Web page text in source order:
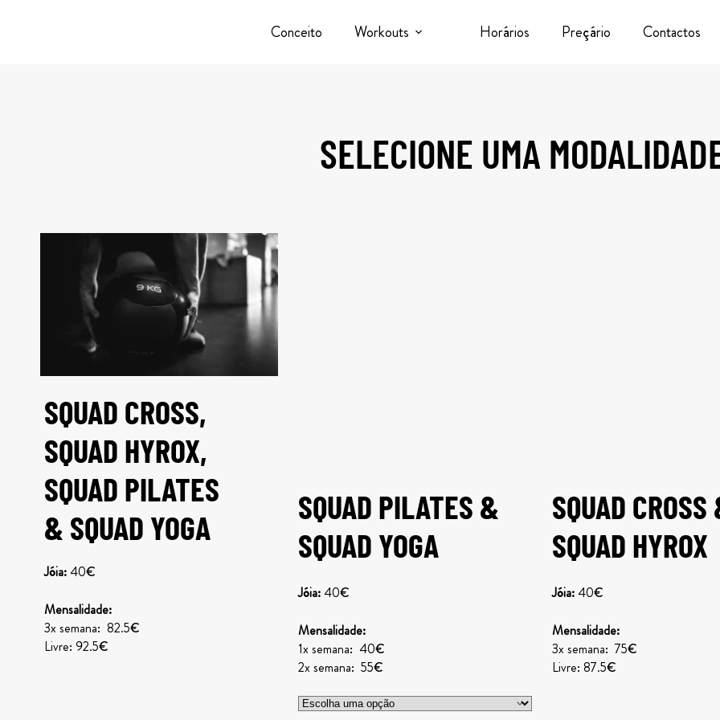
Conceito Workouts Horários Preçário Contactos
SELECIONE UMA
SQUAD CROSS,
SQUAD HYROX,
SQUAD PILATES
& SQUAD YOGA
Jóia:40€
Mensalidade:
3x semana: 82.5€
Livre: 92.5€
SQUAD PILATES &
SQUAD YOGA
Jóia:40€
Mensalidade:
1x semana: 40€
2x semana: 55€
SQUAD CROSS
SQUAD HYROX
Jóia:40€
Mensalidade:
3x semana: 75€
Livre: 87.5€